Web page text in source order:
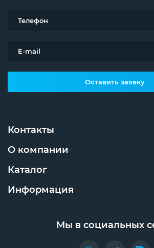
Оставить заявку
Контакты
О компании
Каталог
Информация
Мы в социальных